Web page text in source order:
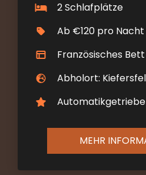
2 Schlafplätze
Ab €120 pro Nacht
Französisches Bett
Abholort:
Automatikgetriebe
MEHR